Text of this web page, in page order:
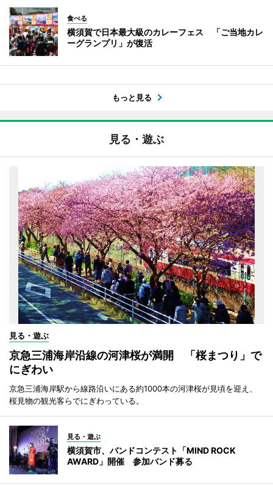
食べる
横須賀で日本最大級のカレーフェス 「ご当地カレ
ーグランプリ」が復活
もっと見る
見る・遊ぶ
見る・遊ぶ
京急三浦海岸沿線の河津桜が満開 「桜まつり」で
にぎわい
京急三浦海岸駅から線路沿いにある約1000本の河津桜が見頃を迎え、
桜見物の観光客らでにぎわっている。
見る・遊ぶ
横須賀市、バンドコンテスト「MIND ROCK
AWARD」開催 参加バンド募る